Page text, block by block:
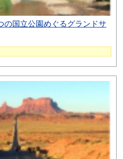
の国立公園めぐるグランドサ